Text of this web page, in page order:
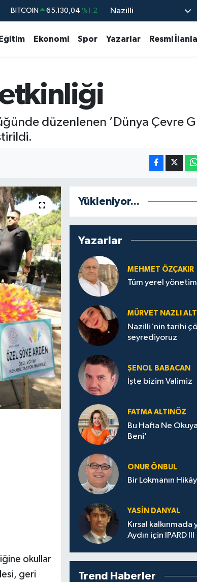
DOLAR 47,7106 %0.17
BİST100 13.773 %-19
BITCOIN 65.130,04 %1.2
Nazilli
Eğitim Ekonomi Spor Yazarlar Resmi
etkinliği
düzenlenen ’Dünya Çevre
okullar
geri
Yükleniyor...
Yazarlar
MEHMET ÖZÇAKIR
Tüm yerel
MÜRVET NAZLI
Nazilli'nin tarihi
seyrediyoruz
ŞENOL BABACAN
İşte bizim Valimiz
FATMA ALTINÖZ
Bu Hafta Ne
Beni'
ONUR ÖNBUL
Bir Lokmanın
YASIN DANYAL
Kırsal
Aydın için IPARD III
Trend Haberler